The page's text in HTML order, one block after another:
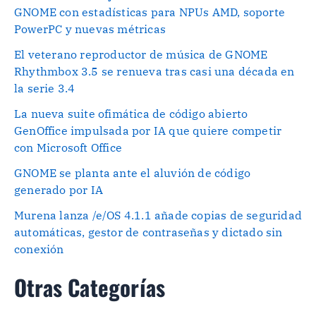
GNOME con estadísticas para NPUs AMD, soporte
PowerPC y nuevas métricas
El veterano reproductor de música de GNOME
Rhythmbox 3.5 se renueva tras casi una década en
la serie 3.4
La nueva suite ofimática de código abierto
GenOffice impulsada por IA que quiere competir
con Microsoft Office
GNOME se planta ante el aluvión de código
generado por IA
Murena lanza /e/OS 4.1.1 añade copias de seguridad
automáticas, gestor de contraseñas y dictado sin
conexión
Otras Categorías